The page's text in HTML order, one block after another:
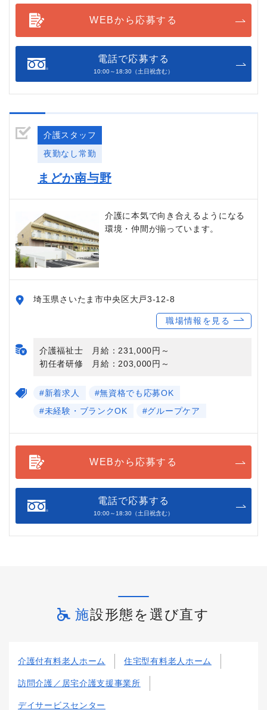
WEBから応募する
電話で応募する
10:00～18:30（土日祝含む）
介護スタッフ
夜勤なし常勤
まどか南与野
介護に本気で向き合えるようになる
環境・仲間が揃っています。
埼玉県さいたま市中央区大戸3-12-8
職場情報を見る
介護福祉士 月給：231,000円～
初任者研修 月給：203,000円～
#新着求人
#無資格でも応募OK
#未経験・ブランクOK
#グループケア
WEBから応募する
電話で応募する
10:00～18:30（土日祝含む）
施設形態を選び直す
介護付有料老人ホーム 住宅型有料老人ホーム
訪問介護／居宅介護支援事業所
デイサービスセンター